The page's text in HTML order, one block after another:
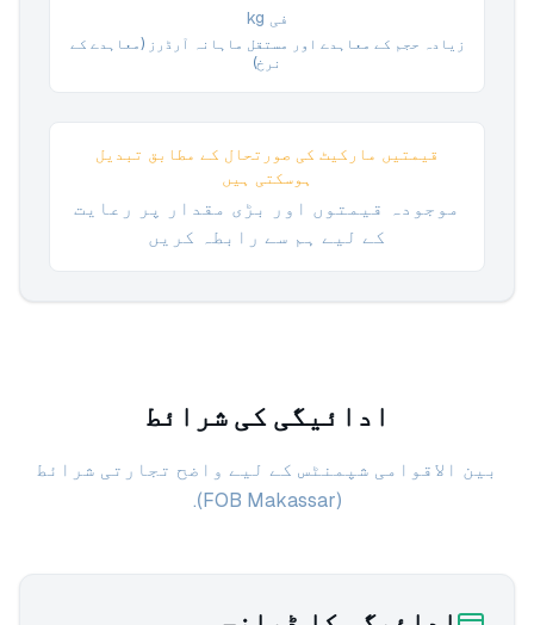
فی kg
زیادہ حجم کے معاہدے اور مستقل ماہانہ آرڈرز (معاہدے کے
نرخ)
قیمتیں مارکیٹ کی صورتحال کے مطابق تبدیل
ہوسکتی ہیں
موجودہ قیمتوں اور بڑی مقدار پر رعایت
کے لیے ہم سے رابطہ کریں
ادائیگی کی شرائط
بین الاقوامی شپمنٹس کے لیے واضح تجارتی شرائط
(FOB Makassar).